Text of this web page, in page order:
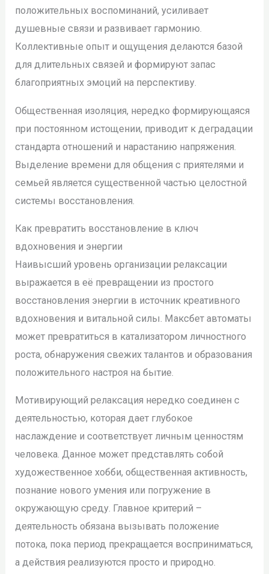
положительных воспоминаний, усиливает
душевные связи и развивает гармонию.
Коллективные опыт и ощущения делаются базой
для длительных связей и формируют запас
благоприятных эмоций на перспективу.
Общественная изоляция, нередко формирующаяся
при постоянном истощении, приводит к деградации
стандарта отношений и нарастанию напряжения.
Выделение времени для общения с приятелями и
семьей является существенной частью целостной
системы восстановления.
Как превратить восстановление в ключ
вдохновения и энергии
Наивысший уровень организации релаксации
выражается в её превращении из простого
восстановления энергии в источник креативного
вдохновения и витальной силы. Максбет автоматы
может превратиться в катализатором личностного
роста, обнаружения свежих талантов и образования
положительного настроя на бытие.
Мотивирующий релаксация нередко соединен с
деятельностью, которая дает глубокое
наслаждение и соответствует личным ценностям
человека. Данное может представлять собой
художественное хобби, общественная активность,
познание нового умения или погружение в
окружающую среду. Главное критерий –
деятельность обязана вызывать положение
потока, пока период прекращается восприниматься,
а действия реализуются просто и природно.